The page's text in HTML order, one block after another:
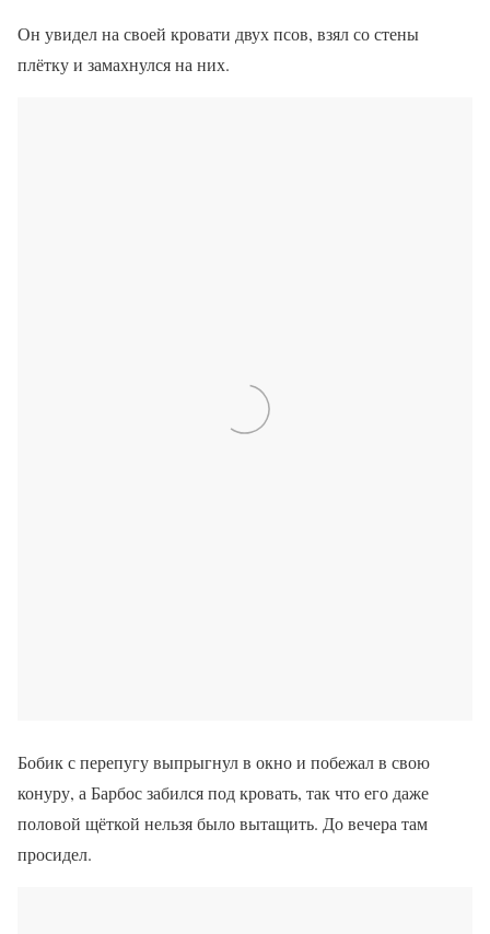
Он увидел на своей кровати двух псов, взял со стены
плётку и замахнулся на них.
Бобик с перепугу выпрыгнул в окно и побежал в свою
конуру, а Барбос забился под кровать, так что его даже
половой щёткой нельзя было вытащить. До вечера там
просидел.